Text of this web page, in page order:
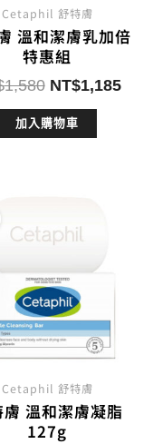
Cetaphil 舒特膚
溫和潔膚乳加倍
特惠組
1,580 原
始
價
NT$1,185目
加入購物車
Cetaphil 舒特膚
溫和潔膚凝脂
127g